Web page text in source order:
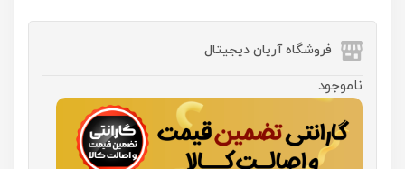
فروشگاه آریان دیجیتال
ناموجود